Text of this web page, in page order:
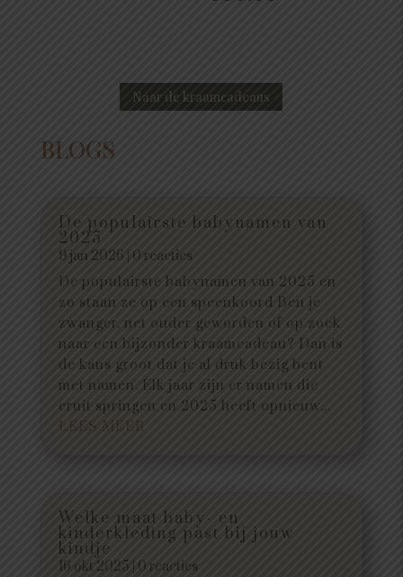
Naar de kraamcadeaus
BLOGS
De populairste babynamen van
2025
9 jan 2026 | 0 reacties
De populairste babynamen van 2025 en
zo staan ze op een speenkoord Ben je
zwanger, net ouder geworden of op zoek
naar een bijzonder kraamcadeau? Dan is
de kans groot dat je al druk bezig bent
met namen. Elk jaar zijn er namen die
eruit springen en 2025 heeft opnieuw...
LEES MEER
Welke maat baby- en
kinderkleding past bij jouw
kindje
16 okt 2025 | 0 reacties